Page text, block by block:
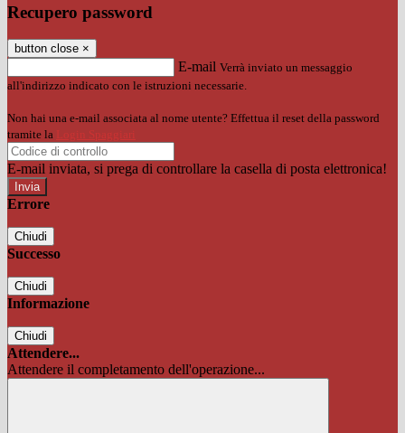
Recupero password
button close ×
E-mail Verrà inviato un messaggio
all'indirizzo indicato con le istruzioni necessarie.
Non hai una e-mail associata al nome utente? Effettua il reset della password
tramite la Login Spaggiari
E-mail inviata, si prega di controllare la casella di posta elettronica!
Errore
Chiudi
Successo
Chiudi
Informazione
Chiudi
Attendere...
Attendere il completamento dell'operazione...